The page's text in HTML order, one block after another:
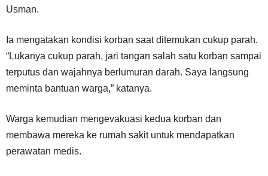
Usman.
Ia mengatakan kondisi korban saat ditemukan cukup parah.
“Lukanya cukup parah, jari tangan salah satu korban sampai
terputus dan wajahnya berlumuran darah. Saya langsung
meminta bantuan warga,” katanya.
Warga kemudian mengevakuasi kedua korban dan
membawa mereka ke rumah sakit untuk mendapatkan
perawatan medis.